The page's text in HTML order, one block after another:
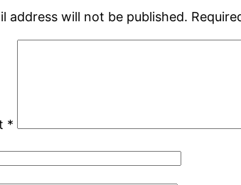
address will not be published.
*